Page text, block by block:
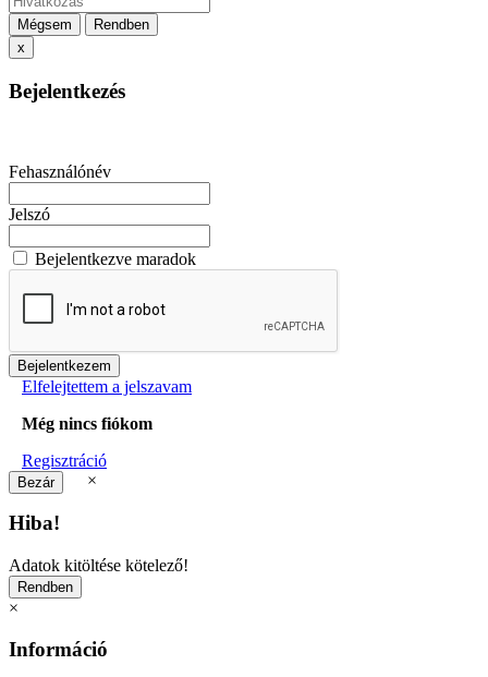
Mégsem
Rendben
x
Bejelentkezés
Fehasználónév
Jelszó
Bejelentkezve maradok
Elfelejtettem a jelszavam
Még nincs fiókom
Regisztráció
×
Hiba!
Adatok kitöltése kötelező!
×
Információ